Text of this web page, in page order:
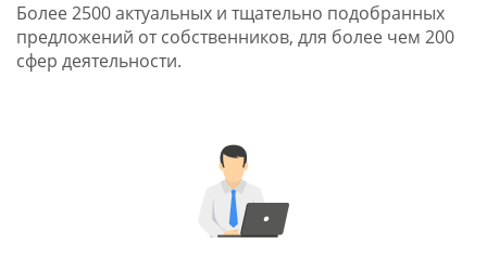
Более 2500 актуальных и тщательно подобранных
предложений от собственников, для более чем 200
сфер деятельности.